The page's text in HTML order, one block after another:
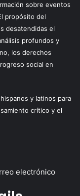
sobre eventos
propósito del
desatendidas el
profundos y
los derechos
social en
y latinos para
crítico y el
electrónico